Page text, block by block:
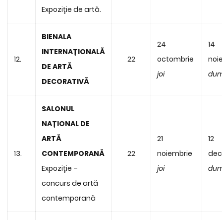
Expoziție de artă.
12.
BIENALA
INTERNAȚIONALĂ
DE ARTĂ
DECORATIVĂ
22
24
octombrie
joi
14
13.
SALONUL
NAȚIONAL DE
ARTĂ
CONTEMPORANĂ
Expoziție –
concurs de artă
contemporană
22
21
noiembrie
joi
12